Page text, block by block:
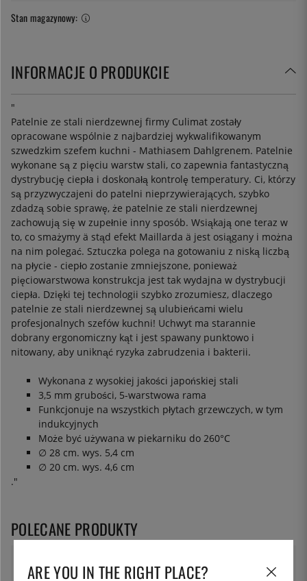
Stan magazynowy:
INFORMACJE O PRODUKCIE
"
Patelnie ze stali nierdzewnej firmy Culimat zostały
opracowane wspólnie z najbardziej wykwalifikowanym
szwedzkim szefem kuchni - Mathiasem Dahlgrenem. Patelnie
wykonane są z pięciu warstw stali, co zapewnia fantastyczną
dystrybucję ciepła i doskonałą kontrolę temperatury. Ci, którzy
są przyzwyczajeni do patelni nieprzywierających, szybko
zdadzą sobie sprawę, że patelnie ze stali nierdzewnej
zachowują się w zupełnie inny sposób. Wsiąkają one teraz w
to, co smażymy ä stąd efekt Maillarda ä jest osiągany i można
na nim polegać. Sztuczka polega na gotowaniu z niską liczbą
na płycie - ciepło zostanie zmniejszone, ponieważ
pięciowarstwowa konstrukcja jest tak wydajna w dystrybucji
ciepła. Dzięki tej technologii szybko zrozumiesz, dlaczego
patelnie ze stali nierdzewnej są ulubieńcami wielu
profesjonalnych szefów kuchni! Uchwyt ma starannie
dobrany ergonomiczny kąt i jest spawany punktowo i
nitowany, aby uniknąć ryzyka zabrudzenia i bakterii.
Wykonana z wysokiej jakości japońskiej stali
3,5 mm grubości, 5-warstwowa rama
Funkcjonuje na wszystkich płytach grzewczych, w tym
indukcyjnych
Może być używana w piekarniku do 260°C
∅ 28 cm. wys. 5,4 cm
∅ 20 cm. wys. 4,6 cm
."
POLECANE PRODUKTY
ARE YOU IN THE RIGHT PLACE?